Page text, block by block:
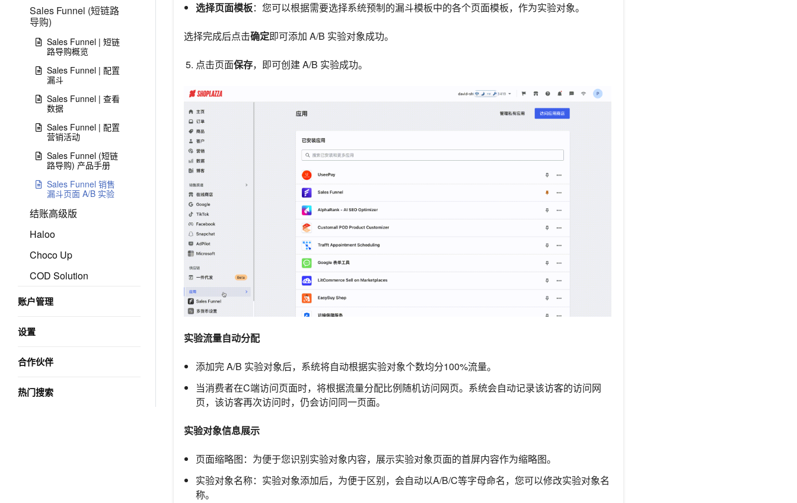
Sales Funnel (短链路
导购)
Sales Funnel | 短链
路导购概览
Sales Funnel | 配置
漏斗
Sales Funnel | 查看
数据
Sales Funnel | 配置
营销活动
Sales Funnel (短链
路导购) 产品手册
Sales Funnel 销售
漏斗页面 A/B 实验
结账高级版
Haloo
Choco Up
COD Solution
账户管理
设置
合作伙伴
热门搜索
选择页面模板：您可以根据需要选择系统预制的漏斗模板中的各个页面模板，作为实验对象。
选择完成后点击确定即可添加 A/B 实验对象成功。
点击页面保存，即可创建 A/B 实验成功。
实验流量自动分配
添加完 A/B 实验对象后，系统将自动根据实验对象个数均分100%流量。
当消费者在C端访问页面时，将根据流量分配比例随机访问网页。系统会自动记录该访客的访问网
页，该访客再次访问时，仍会访问同一页面。
实验对象信息展示
页面缩略图：为便于您识别实验对象内容，展示实验对象页面的首屏内容作为缩略图。
实验对象名称：实验对象添加后，为便于区别，会自动以A/B/C等字母命名，您可以修改实验对象名
称。